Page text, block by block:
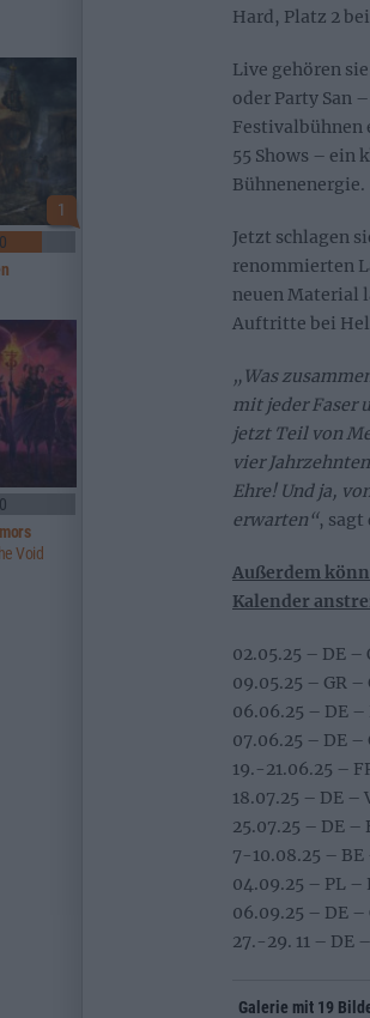
Hard, Platz 2
Live gehören
oder Party San
Festivalbühnen
55 Shows – ein
Bühnenenergie.
Jetzt schlagen
renommierten
neuen Material
Auftritte bei
„Was
mit jeder Faser
jetzt Teil von
vier
Ehre! Und ja,
erwarten“, sagt
Außerdem
Kalender
02.05.25 – DE
09.05.25 – GR
06.06.25 – DE
07.06.25 – DE
19.-21.06.25 –
18.07.25 – DE
25.07.25 – DE
7-10.08.25 –
04.09.25 – PL
06.09.25 – DE
27.-29. 11 – DE
Galerie mit 19
1
Void